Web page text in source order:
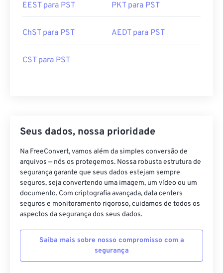
EEST para PST PKT para PST
ChST para PST AEDT para PST
CST para PST
Seus dados, nossa prioridade
Na FreeConvert, vamos além da simples conversão de
arquivos — nós os protegemos. Nossa robusta estrutura de
segurança garante que seus dados estejam sempre
seguros, seja convertendo uma imagem, um vídeo ou um
documento. Com criptografia avançada, data centers
seguros e monitoramento rigoroso, cuidamos de todos os
aspectos da segurança dos seus dados.
Saiba mais sobre nosso compromisso com a
segurança